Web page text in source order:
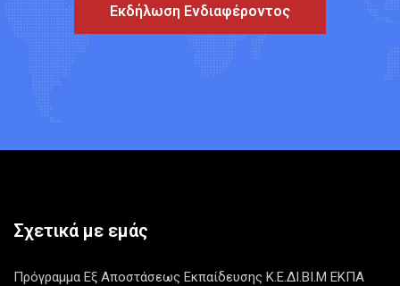
Εκδήλωση Ενδιαφέροντος
Σχετικά με εμάς
Πρόγραμμα Εξ Αποστάσεως Εκπαίδευσης Κ.Ε.ΔΙ.ΒΙ.Μ ΕΚΠΑ